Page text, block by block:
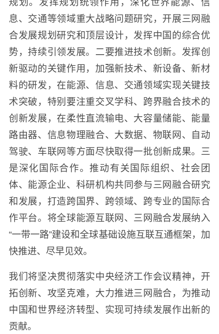
规划。发挥规划统领作用，深化世界能源、信
息、交通等领域重大战略问题研究，开展三网融
合发展规划研究和顶层设计，发挥中国的综合优
势，持续引领发展。二要推进技术创新。发挥创
新驱动的关键作用，加强新技术、新设备、新材
料的研发，在能源、信息、交通领域实现关键技
术突破，特别要注重交叉学科、跨界融合技术的
创新发展，在柔性直流输电、大容量储能、能量
路由器、信息物理融合、大数据、物联网、自动
驾驶、车联网等方面尽快取得一批创新成果。三
是深化国际合作。推动有关国际组织、社会团
体、能源企业、科研机构共同参与三网融合研究
和发展，打造跨国界、跨领域、跨专业的国际合
作平台。将全球能源互联网、三网融合发展纳入
“一带一路”建设和全球基础设施互联互通框架，加
快推进、尽早见效。
我们将坚决贯彻落实中央经济工作会议精神，开
拓创新、攻坚克难，大力推进三网融合，为推动
中国和世界经济转型、实现可持续发展作出新的
贡献。